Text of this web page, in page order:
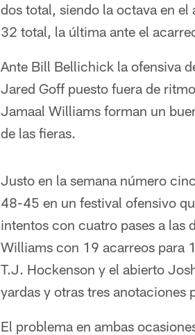
dos total, siendo la octava en
32 total, la última ante el
Ante Bill Bellichick la ofensiva
Jared Goff puesto fuera de
Jamaal Williams forman un
de las fieras.
Justo en la semana número
48-45 en un festival ofensivo
intentos con cuatro pases a
Williams con 19 acarreos para
T.J. Hockenson y el abierto
yardas y otras tres anotaciones
El problema en ambas